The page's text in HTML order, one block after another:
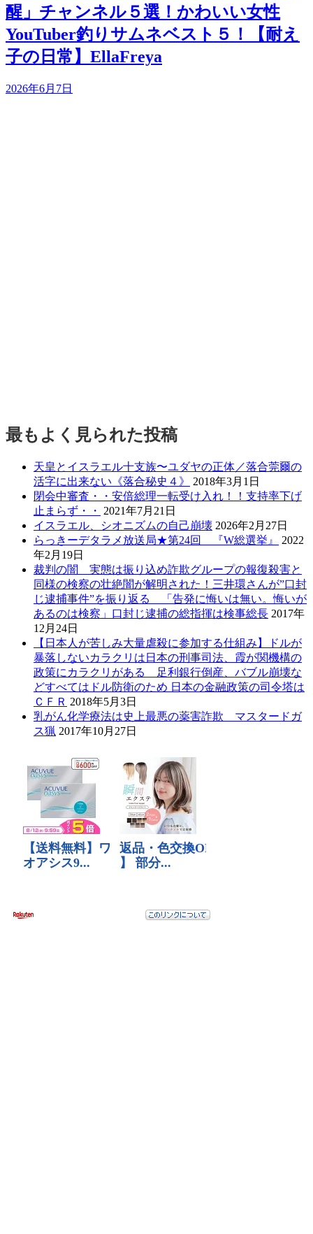
醒」チャンネル５選！かわいい女性
YouTuber釣りサムネベスト５！【耐え
子の日常】EllaFreya
2026年6月7日
最もよく見られた投稿
天皇とイスラエル十支族〜ユダヤの正体／落合莞爾の
活字に出来ない《落合秘史４》
2018年3月1日
閉会中審査・・安倍総理一転受け入れ！！支持率下げ
止まらず・・
2021年7月21日
イスラエル、シオニズムの自己崩壊 2026年2月27日
らっきーデタラメ放送局★第24回 『W総選挙』
2022
年2月19日
裁判の闇 実態は振り込め詐欺グループの報復殺害と
同様の検察の壮絶闇が解明された！三井環さんが”口封
じ逮捕事件”を振り返る 「告発に悔いは無い。悔いが
あるのは検察」口封じ逮捕の総指揮は検事総長 2017年
12月24日
【日本人が苦しみ大量虐殺に参加する仕組み】ドルが
暴落しないカラクリは日本の刑事司法、霞が関機構の
政策にカラクリがある 足利銀行倒産、バブル崩壊な
どすべてはドル防衛のため 日本の金融政策の司令塔は
ＣＦＲ 2018年5月3日
乳がん化学療法は史上最悪の薬害詐欺 マスタードガ
ス猟 2017年10月27日